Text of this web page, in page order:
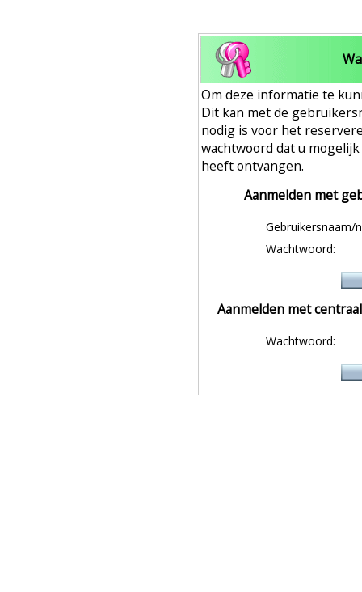
Om deze informatie te
Dit kan met de
nodig is voor het
wachtwoord dat u
heeft ontvangen.
Aanmelden met
Gebruikersnaam/
Wachtwoord:
Aanmelden met
Wachtwoord: